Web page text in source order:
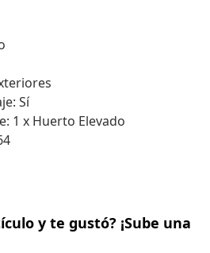
Sí
1 x Huerto Elevado
y te gustó? ¡Sube una